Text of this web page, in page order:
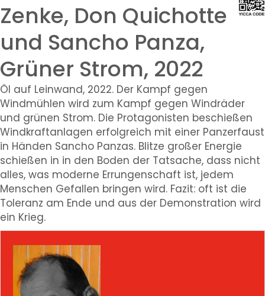
Zenke, Don Quichotte
und Sancho Panza,
Grüner Strom, 2022
Öl auf Leinwand, 2022. Der Kampf gegen
Windmühlen wird zum Kampf gegen Windräder
und grünen Strom. Die Protagonisten beschießen
Windkraftanlagen erfolgreich mit einer Panzerfaust
in Händen Sancho Panzas. Blitze großer Energie
schießen in in den Boden der Tatsache, dass nicht
alles, was moderne Errungenschaft ist, jedem
Menschen Gefallen bringen wird. Fazit: oft ist die
Toleranz am Ende und aus der Demonstration wird
ein Krieg.